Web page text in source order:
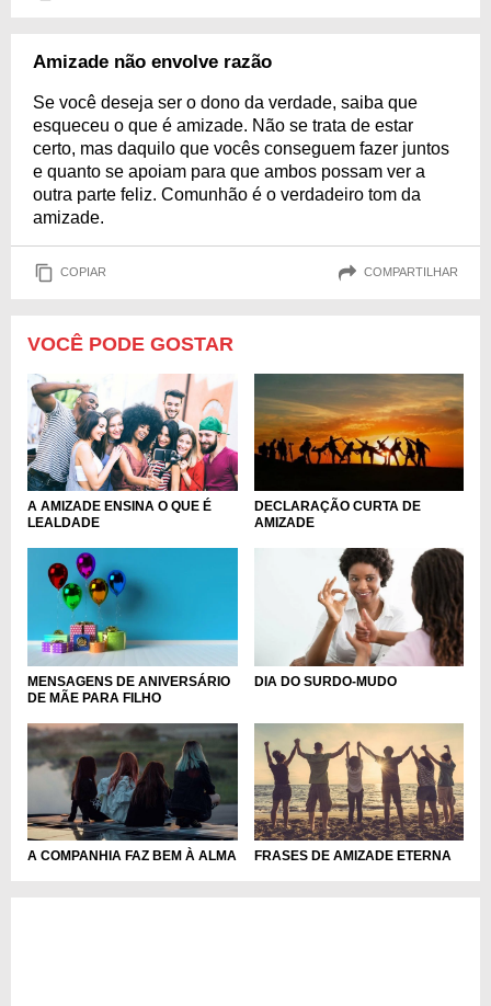
Amizade não envolve razão
Se você deseja ser o dono da verdade, saiba que
esqueceu o que é amizade. Não se trata de estar
certo, mas daquilo que vocês conseguem fazer juntos
e quanto se apoiam para que ambos possam ver a
outra parte feliz. Comunhão é o verdadeiro tom da
amizade.
COPIAR COMPARTILHAR
VOCÊ PODE GOSTAR
A AMIZADE ENSINA O QUE É
LEALDADE
DECLARAÇÃO CURTA DE
AMIZADE
MENSAGENS DE ANIVERSÁRIO
DE MÃE PARA FILHO
DIA DO SURDO-MUDO
A COMPANHIA FAZ BEM À ALMA FRASES DE AMIZADE ETERNA